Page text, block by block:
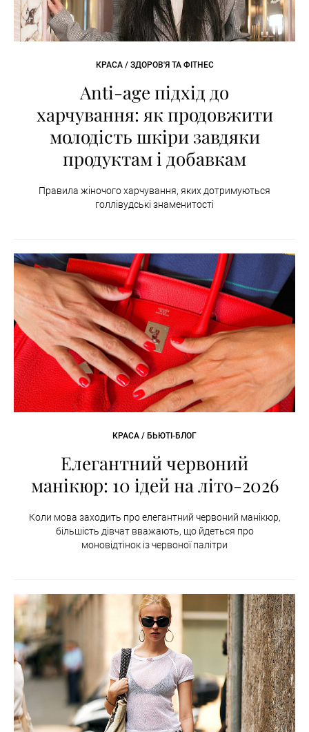
КРАСА / ЗДОРОВ'Я ТА ФІТНЕС
Anti-age підхід до
харчування: як продовжити
молодість шкіри завдяки
продуктам і добавкам
Правила жіночого харчування, яких дотримуються
голлівудські знаменитості
КРАСА / БЬЮТІ-БЛОГ
Елегантний червоний
манікюр: 10 ідей на літо-2026
Коли мова заходить про елегантний червоний манікюр,
більшість дівчат вважають, що йдеться про
моновідтінок із червоної палітри